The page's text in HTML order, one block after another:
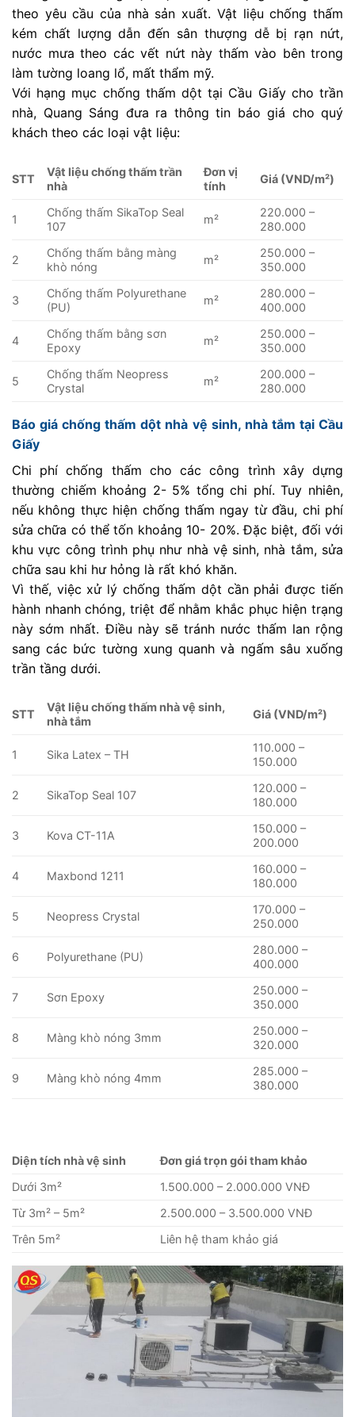
theo yêu cầu của nhà sản xuất. Vật liệu chống thấm
kém chất lượng dẫn đến sân thượng dễ bị rạn nứt,
nước mưa theo các vết nứt này thấm vào bên trong
làm tường loang lổ, mất thẩm mỹ.
Với hạng mục chống thấm dột tại Cầu Giấy cho trần
nhà, Quang Sáng đưa ra thông tin báo giá cho quý
khách theo các loại vật liệu:
STT
Vật liệu chống thấm trần
nhà
Đơn vị
tính
Giá (VND/m²)
1
Chống thấm SikaTop Seal
107
m²
220.000 –
280.000
2
Chống thấm bằng màng
khò nóng
m²
250.000 –
350.000
3
Chống thấm Polyurethane
(PU)
m²
280.000 –
400.000
4
Chống thấm bằng sơn
Epoxy
m²
250.000 –
350.000
5
Chống thấm Neopress
Crystal
m²
200.000 –
280.000
Báo giá chống thấm dột nhà vệ sinh, nhà tắm tại Cầu
Giấy
Chi phí chống thấm cho các công trình xây dựng
thường chiếm khoảng 2- 5% tổng chi phí. Tuy nhiên,
nếu không thực hiện chống thấm ngay từ đầu, chi phí
sửa chữa có thể tốn khoảng 10- 20%. Đặc biệt, đối với
khu vực công trình phụ như nhà vệ sinh, nhà tắm, sửa
chữa sau khi hư hỏng là rất khó khăn.
Vì thế, việc xử lý chống thấm dột cần phải được tiến
hành nhanh chóng, triệt để nhằm khắc phục hiện trạng
này sớm nhất. Điều này sẽ tránh nước thấm lan rộng
sang các bức tường xung quanh và ngấm sâu xuống
trần tầng dưới.
STT
Vật liệu chống thấm nhà vệ sinh,
nhà tắm
Giá (VND/m²)
1 Sika Latex – TH
110.000 –
150.000
2 SikaTop Seal 107
120.000 –
180.000
3 Kova CT-11A
150.000 –
200.000
4 Maxbond 1211
160.000 –
180.000
5 Neopress Crystal
170.000 –
250.000
6 Polyurethane (PU)
280.000 –
400.000
7 Sơn Epoxy
250.000 –
350.000
8 Màng khò nóng 3mm
250.000 –
320.000
9 Màng khò nóng 4mm
285.000 –
380.000
Diện tích nhà vệ sinh
Đơn giá trọn gói tham khảo
Dưới 3m²
1.500.000 – 2.000.000 VNĐ
Từ 3m² – 5m²
2.500.000 – 3.500.000 VNĐ
Trên 5m²
Liên hệ tham khảo giá